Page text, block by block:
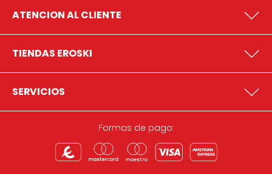
ATENCION AL CLIENTE
TIENDAS EROSKI
SERVICIOS
Formas de pago: